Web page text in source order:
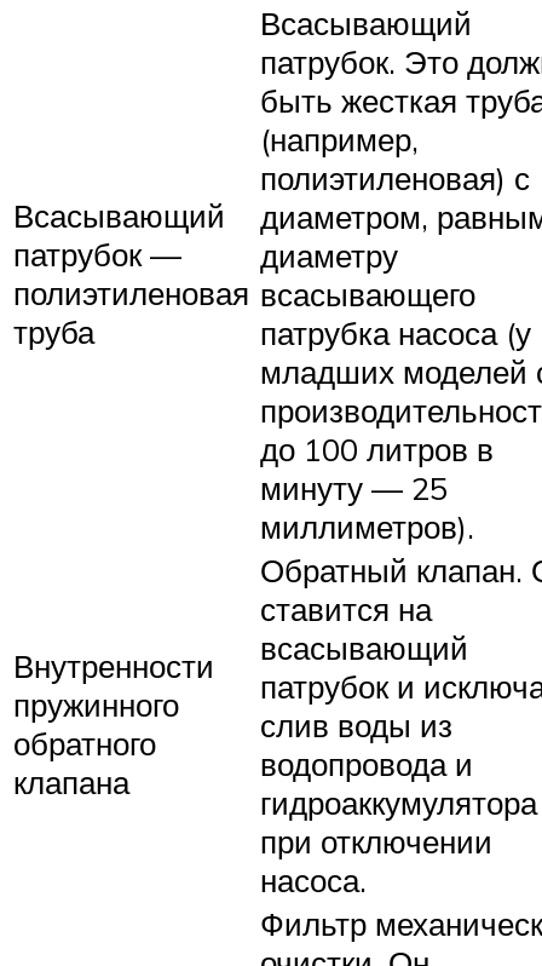
Всасывающий
патрубок —
полиэтиленовая
труба
Всасывающий
патрубок. Это
быть жесткая
(например,
полиэтиленовая) с
диаметром,
диаметру
всасывающего
патрубка насоса (у
младших моделей
до 100 литров в
минуту — 25
миллиметров).
Внутренности
пружинного
обратного
клапана
Обратный клапан.
ставится на
всасывающий
патрубок и
слив воды из
водопровода и
гидроаккумулятора
при отключении
насоса.
Фильтр